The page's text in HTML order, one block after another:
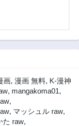
画, 漫画 無料, K-漫神
, mangakoma01,
,
, マッシュル raw,
た raw,